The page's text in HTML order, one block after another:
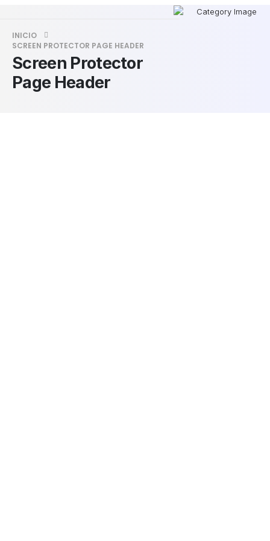
INICIO
SCREEN PROTECTOR PAGE HEADER
Screen Protector
Page Header